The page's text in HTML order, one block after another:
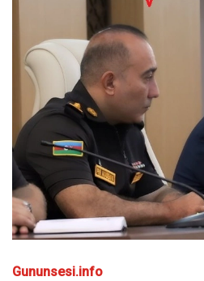
Gununsesi.info